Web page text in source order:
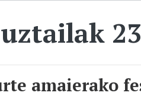
23
amaierako